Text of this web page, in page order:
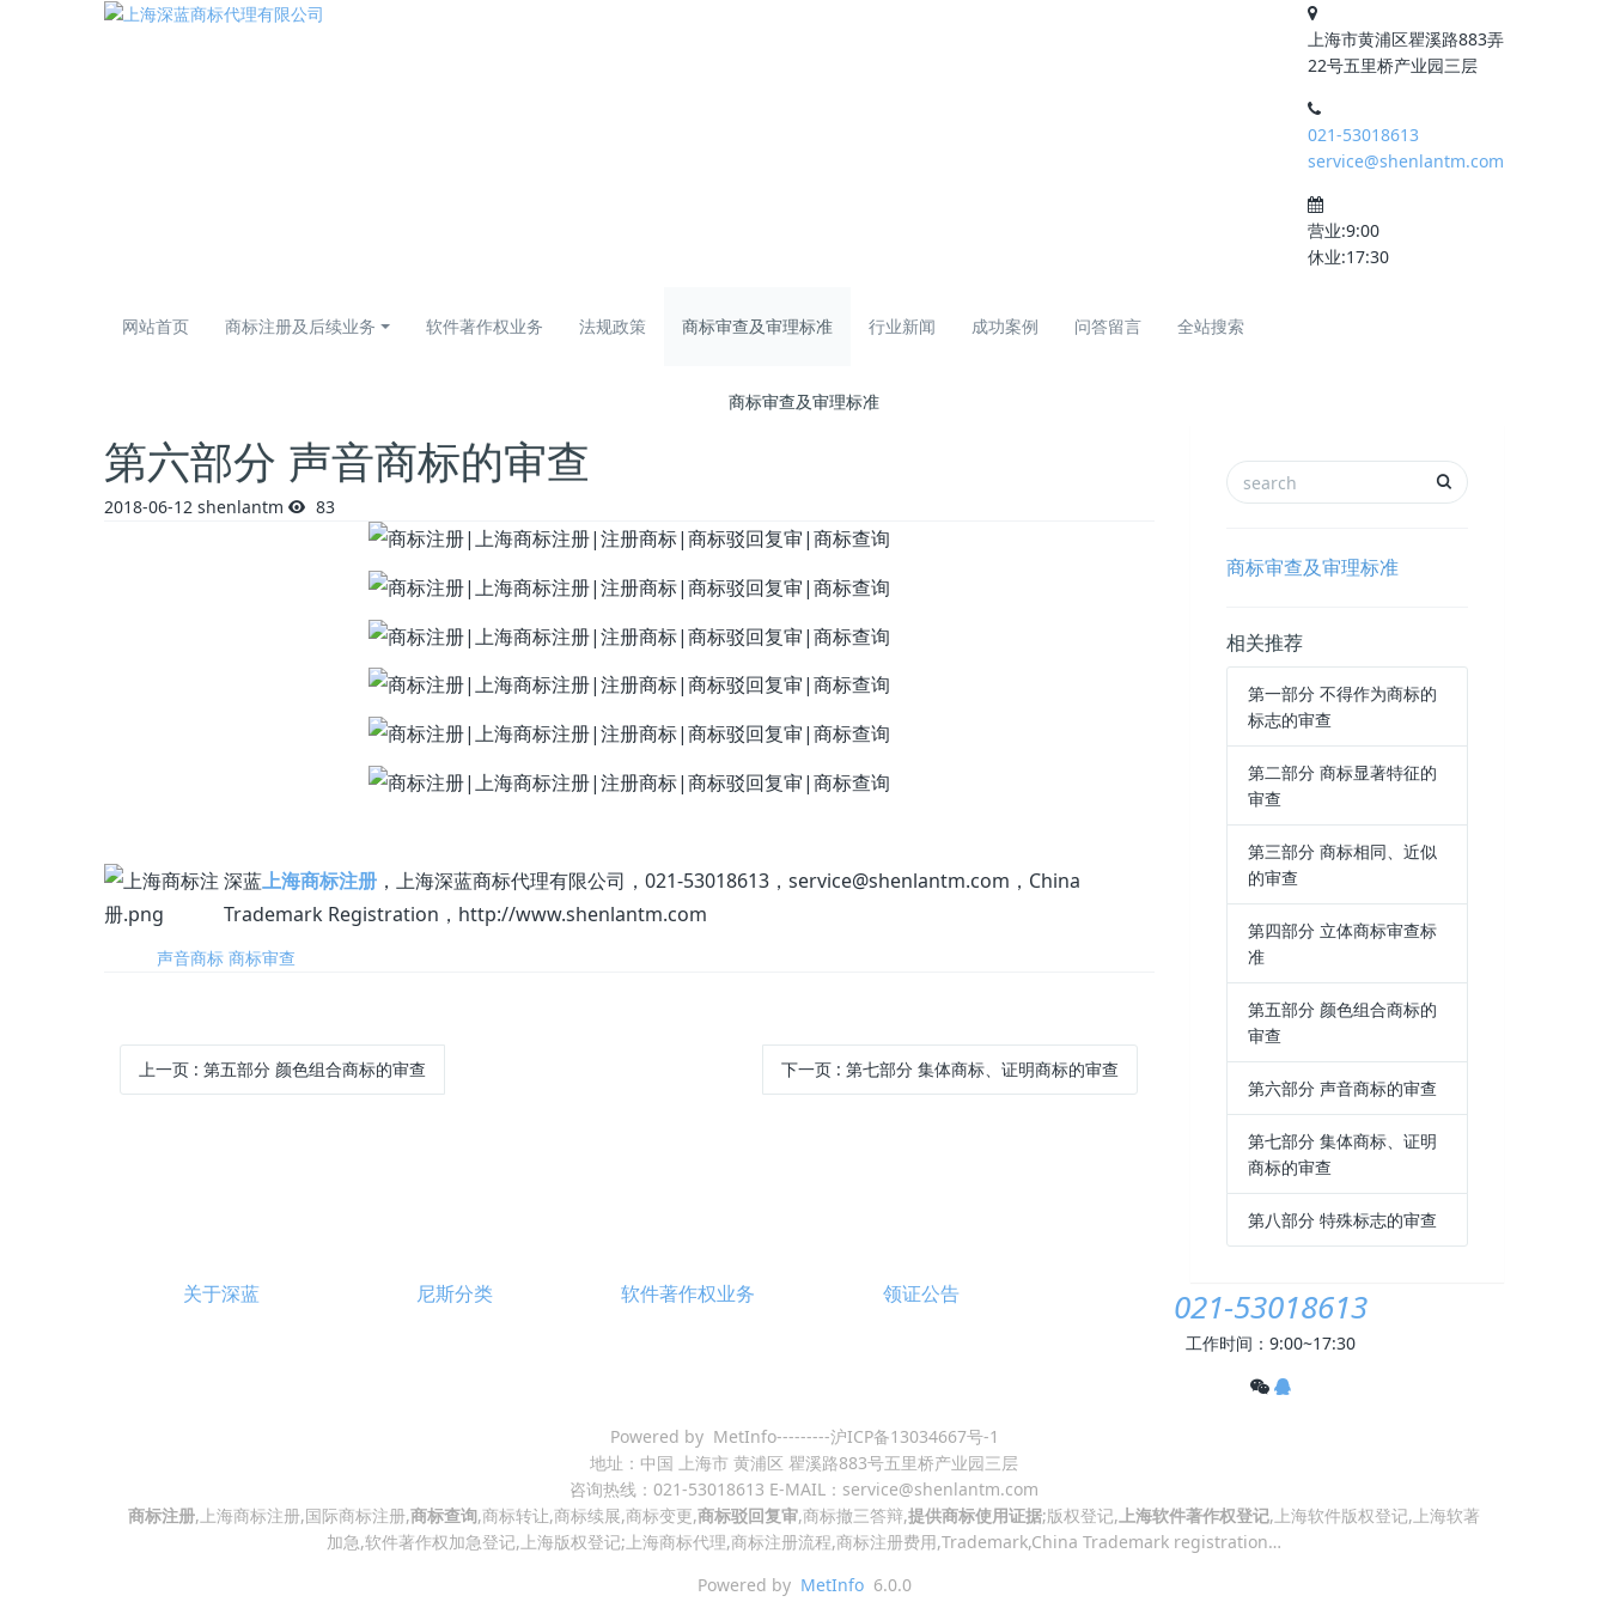
上海市黄浦区瞿溪路883弄
22号五里桥产业园三层
021-53018613
service@shenlantm.com
营业:9:00
休业:17:30
网站首页 商标注册及后续业务 软件著作权业务 法规政策 商标审查及审理标准 行业新闻 成功案例 问答留言 全站搜索
商标审查及审理标准
第六部分 声音商标的审查
2018-06-12 shenlantm 83
深蓝上海商标注册 ，上海深蓝商标代理有限公司，021-53018613，service@shenlantm.com，China
Trademark Registration，http://www.shenlantm.com
声音商标 商标审查
上一页 : 第五部分 颜色组合商标的审查 下一页 : 第七部分 集体商标、证明商标的审查
商标审查及审理标准
相关推荐
第一部分 不得作为商标的
标志的审查
第二部分 商标显著特征的
审查
第三部分 商标相同、近似
的审查
第四部分 立体商标审查标
准
第五部分 颜色组合商标的
审查
第六部分 声音商标的审查
第七部分 集体商标、证明
商标的审查
第八部分 特殊标志的审查
关于深蓝 尼斯分类 软件著作权业务 领证公告 021-53018613
工作时间：9:00~17:30
Powered by MetInfo---------沪ICP备13034667号-1
地址：中国 上海市 黄浦区 瞿溪路883号五里桥产业园三层
咨询热线：021-53018613 E-MAIL：service@shenlantm.com
商标注册,上海商标注册,国际商标注册,商标查询,商标转让,商标续展,商标变更,商标驳回复审,商标撤三答辩,提供商标使用证据;版权登记,上海软件著作权登记,上海软件版权登记,上海软著
加急,软件著作权加急登记,上海版权登记;上海商标代理,商标注册流程,商标注册费用,Trademark,China Trademark registration…
Powered by MetInfo6.0.0